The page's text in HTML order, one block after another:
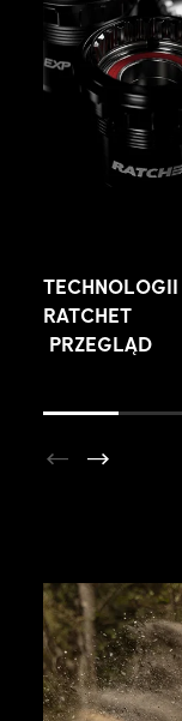
TECHNOLOGII
RATCHET
PRZEGLĄD